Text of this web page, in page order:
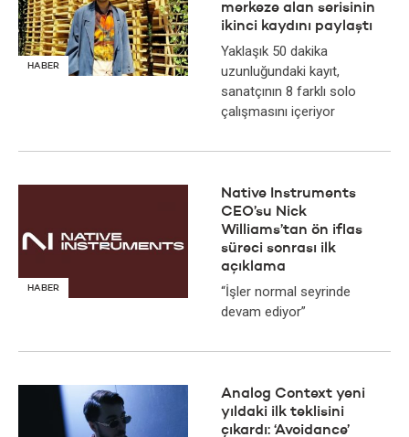
HABER
merkeze alan serisinin
ikinci kaydını paylaştı
Yaklaşık 50 dakika
uzunluğundaki kayıt,
sanatçının 8 farklı solo
çalışmasını içeriyor
HABER
Native Instruments
CEO’su Nick
Williams’tan ön iflas
süreci sonrası ilk
açıklama
“İşler normal seyrinde
devam ediyor”
Analog Context yeni
yıldaki ilk teklisini
çıkardı: ‘Avoidance’